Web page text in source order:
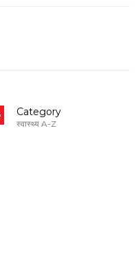
Category
स्वास्थ्य A-Z